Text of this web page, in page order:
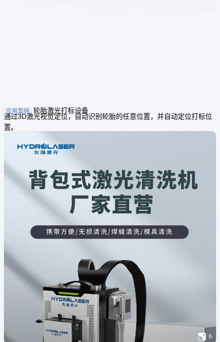
应用案例 轮胎激光打标设备
通过3D激光视觉定位，自动识别轮胎的任意位置，并自动定位打标位
置。
 6